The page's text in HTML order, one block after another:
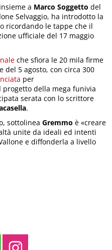
a Marco Soggetto del
Selvaggio, ha introdotto la
ricordando le tappe che il
ufficiale del 17 maggio
che sfiora le 20 mila firme
del 5 agosto, con circa 300
per
della mega funivia
serata con lo scrittore
.
sottolineaGremmo è «creare
unite da ideali ed intenti
e diffonderla a livello